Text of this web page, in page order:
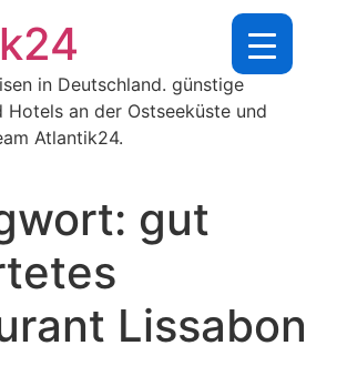
in Deutschland. günstige
Hotels an der Ostseeküste und
Atlantik24.
gut
Lissabon